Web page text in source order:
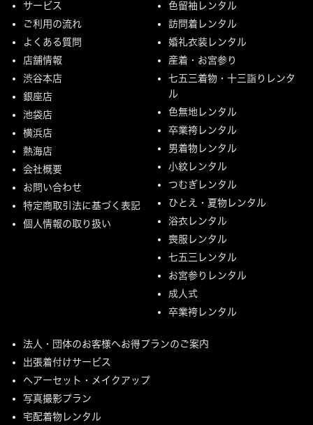
サービス
ご利用の流れ
よくある質問
店舗情報
渋谷本店
銀座店
池袋店
横浜店
熱海店
会社概要
お問い合わせ
特定商取引法に基づく表記
個人情報の取り扱い
色留袖レンタル
訪問着レンタル
婚礼衣装レンタル
産着・お宮参り
七五三着物・十三詣りレンタ
ル
色無地レンタル
卒業袴レンタル
男着物レンタル
小紋レンタル
つむぎレンタル
ひとえ・夏物レンタル
浴衣レンタル
喪服レンタル
七五三レンタル
お宮参りレンタル
成人式
卒業袴レンタル
法人・団体のお客様へお得プランのご案内
出張着付けサービス
ヘアーセット・メイクアップ
写真撮影プラン
宅配着物レンタル